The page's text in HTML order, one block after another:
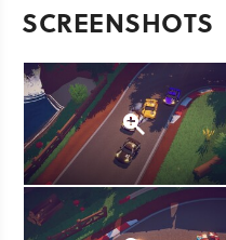
SCREENSHOTS